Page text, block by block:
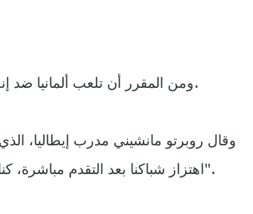
ومن المقرر أن تلعب ألمانيا ضد إنجلترا الثلاثاء المقبل، في حين تلعب إيطاليا ضد المجر.
اهتزاز شباكنا بعد التقدم مباشرة، كنا ساذجين، لأنها لم تكن مباراة سهلة خاصة في البداية".